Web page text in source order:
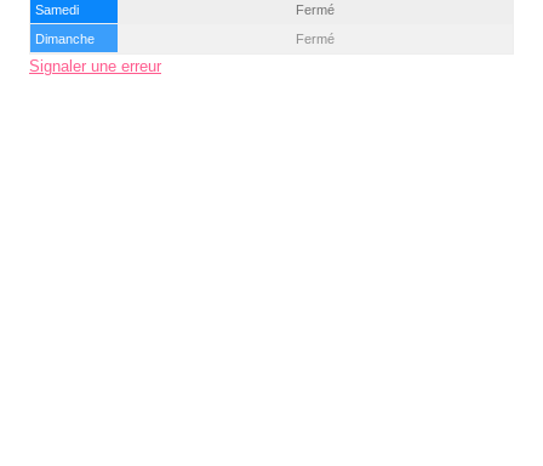
Samedi
Fermé
Dimanche
Fermé
Signaler une erreur